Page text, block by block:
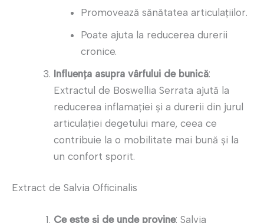
Promovează sănătatea articulațiilor.
Poate ajuta la reducerea durerii
cronice.
Influența asupra vârfului de bunică:
Extractul de Boswellia Serrata ajută la
reducerea inflamației și a durerii din jurul
articulației degetului mare, ceea ce
contribuie la o mobilitate mai bună și la
un confort sporit.
Extract de Salvia Officinalis
Ce este și de unde provine: Salvia